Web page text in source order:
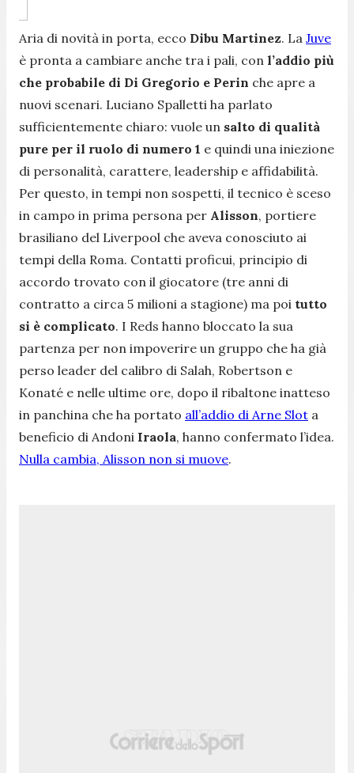
Aria di novità in porta, ecco Dibu Martinez. La Juve
è pronta a cambiare anche tra i pali, con l’addio più
che probabile di Di Gregorio e Perin che apre a
nuovi scenari. Luciano Spalletti ha parlato
sufficientemente chiaro: vuole un salto di qualità
pure per il ruolo di numero 1 e quindi una iniezione
di personalità, carattere, leadership e affidabilità.
Per questo, in tempi non sospetti, il tecnico è sceso
in campo in prima persona per Alisson, portiere
brasiliano del Liverpool che aveva conosciuto ai
tempi della Roma. Contatti proficui, principio di
accordo trovato con il giocatore (tre anni di
contratto a circa 5 milioni a stagione) ma poi tutto
si è complicato. I Reds hanno bloccato la sua
partenza per non impoverire un gruppo che ha già
perso leader del calibro di Salah, Robertson e
Konaté e nelle ultime ore, dopo il ribaltone inatteso
in panchina che ha portato all’addio di Arne Slot a
beneficio di Andoni Iraola, hanno confermato l’idea.
Nulla cambia, Alisson non si muove.